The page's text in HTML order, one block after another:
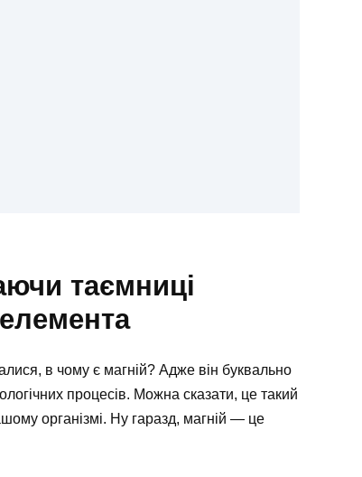
таємниці
в чому є магній? Адже він буквально
процесів. Можна сказати, це такий
організмі. Ну гаразд, магній — це